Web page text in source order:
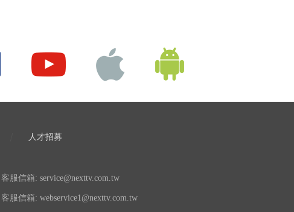
人才招募
客服信箱: service@nexttv.com.tw
客服信箱: webservice1@nexttv.com.tw